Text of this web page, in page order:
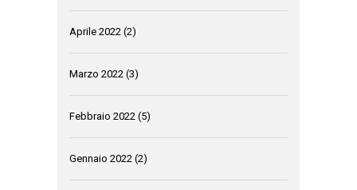
Aprile 2022 (2)
Marzo 2022 (3)
Febbraio 2022 (5)
Gennaio 2022 (2)